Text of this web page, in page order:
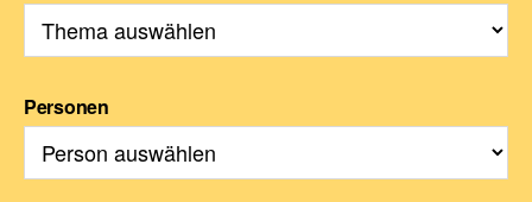
Personen